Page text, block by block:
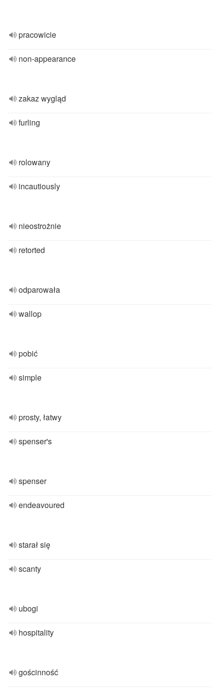
pracowicie
non-appearance
zakaz wygląd
furling
rolowany
incautiously
nieostrożnie
retorted
odparowała
wallop
pobić
simple
prosty, łatwy
spenser's
spenser
endeavoured
starał się
scanty
ubogi
hospitality
gościnność